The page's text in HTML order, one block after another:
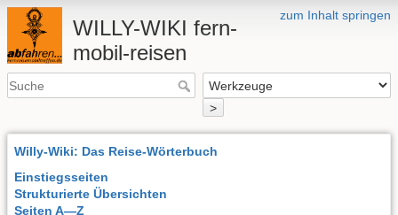
zum Inhalt springen
WILLY-WIKI fern-
mobil-reisen
>
Willy-Wiki: Das Reise-Wörterbuch
Einstiegsseiten
Strukturierte Übersichten
Seiten A—Z